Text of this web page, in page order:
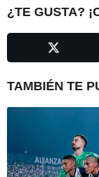
i
n
t
i
¿TE GUSTA?
TAMBIÉN TE